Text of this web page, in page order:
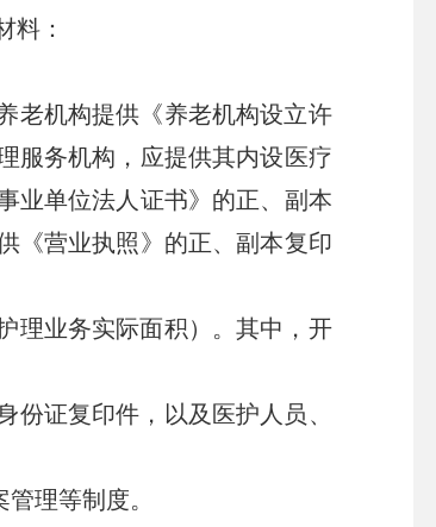
：
机构提供《养老机构设立许
服务机构，应提供其内设医疗
业单位法人证书》的正、副本
《营业执照》的正、副本复印
业务实际面积）。其中，开
证复印件，以及医护人员、
理等制度。